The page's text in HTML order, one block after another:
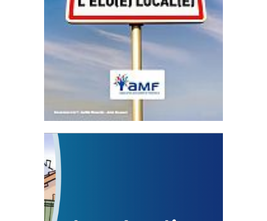
Statut de l’élu local
3 avril 2024
Mise à jour avril 2024
FEUILLETER